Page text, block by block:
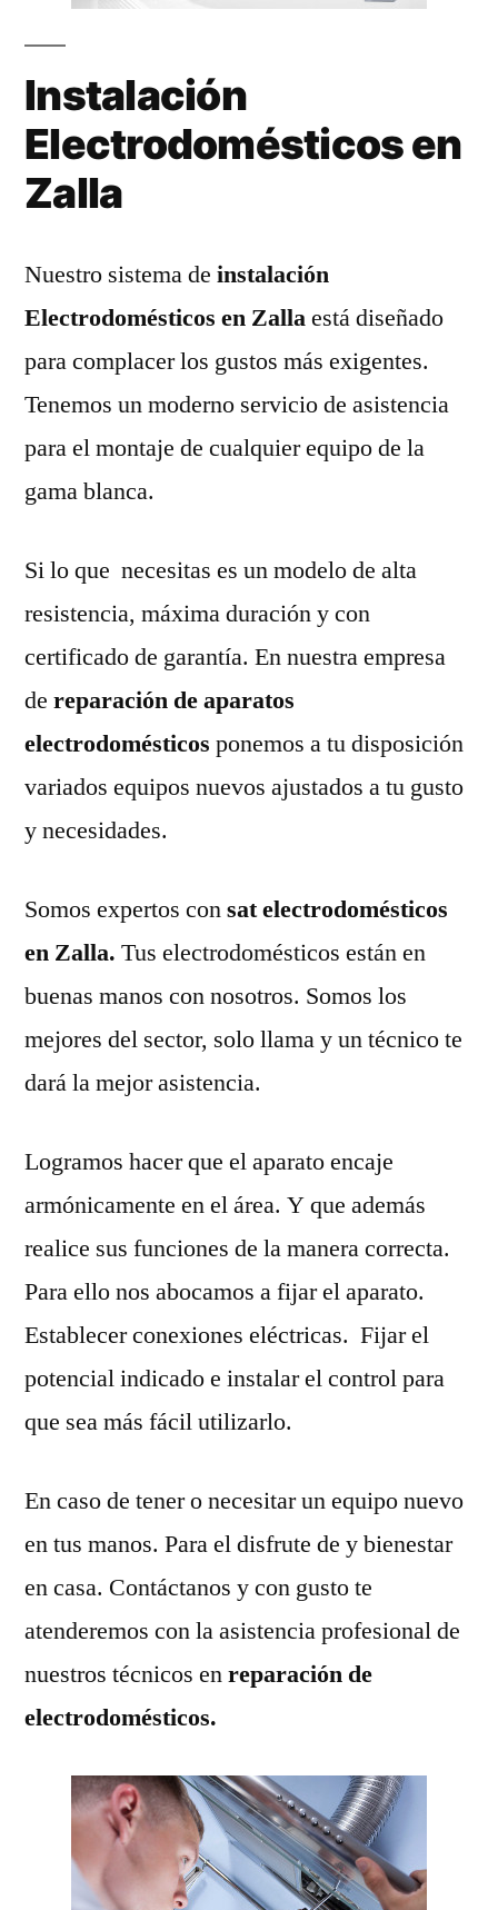
Instalación
Electrodomésticos en
Zalla
Nuestro sistema de instalación
Electrodomésticos en Zallaestá diseñado
para complacer los gustos más exigentes.
Tenemos un moderno servicio de asistencia
para el montaje de cualquier equipo de la
gama blanca.
Si lo que necesitas es un modelo de alta
resistencia, máxima duración y con
certificado de garantía. En nuestra empresa
de reparación de aparatos
electrodomésticos ponemos a tu disposición
variados equipos nuevos ajustados a tu gusto
y necesidades.
Somos expertos consat electrodomésticos
en Zalla. Tus electrodomésticos están en
buenas manos con nosotros. Somos los
mejores del sector, solo llama y un técnico te
dará la mejor asistencia.
Logramos hacer que el aparato encaje
armónicamente en el área. Y que además
realice sus funciones de la manera correcta.
Para ello nos abocamos a fijar el aparato.
Establecer conexiones eléctricas. Fijar el
potencial indicado e instalar el control para
que sea más fácil utilizarlo.
En caso de tener o necesitar un equipo nuevo
en tus manos. Para el disfrute de y bienestar
en casa. Contáctanos y con gusto te
atenderemos con la asistencia profesional de
nuestros técnicos enreparación de
electrodomésticos.